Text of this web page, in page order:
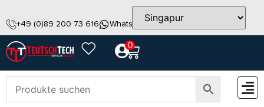
+49 (0)89 200 73 616 WhatsApp info@teutschtech.com
0